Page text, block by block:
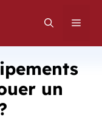
un